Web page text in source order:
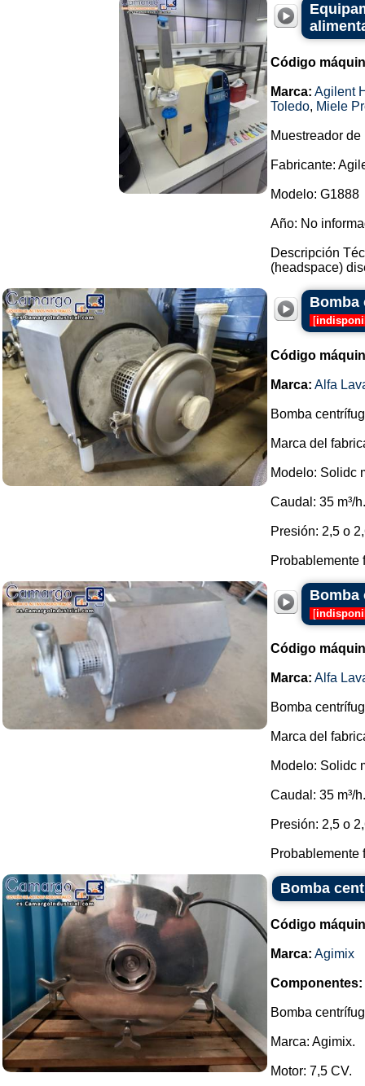
Código
Marca: Agilent
Toledo, Miele
Muestreador
Fabricante:
Modelo: G1888
Año: No
Descripción
(headspace)
Bomba
[
Código
Marca: Alfa
Bomba
Marca del
Modelo: Solidc
Caudal: 35 m³/h.
Presión: 2,5 o
Probablemente
Bomba
[
Código
Marca: Alfa
Bomba
Marca del
Modelo: Solidc
Caudal: 35 m³/h.
Presión: 2,5 o
Probablemente
Bomba
Código
Marca: Agimix
Componentes:
Bomba
Marca: Agimix.
Motor: 7,5 CV.